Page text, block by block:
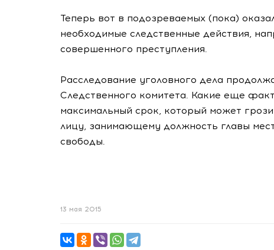
Теперь вот в подозреваемых (пока)
необходимые следственные действия,
совершенного преступления.
Расследование уголовного дела
Следственного комитета. Какие еще
максимальный срок, который может
лицу, занимающему должность главы
свободы.
13 мая 2015